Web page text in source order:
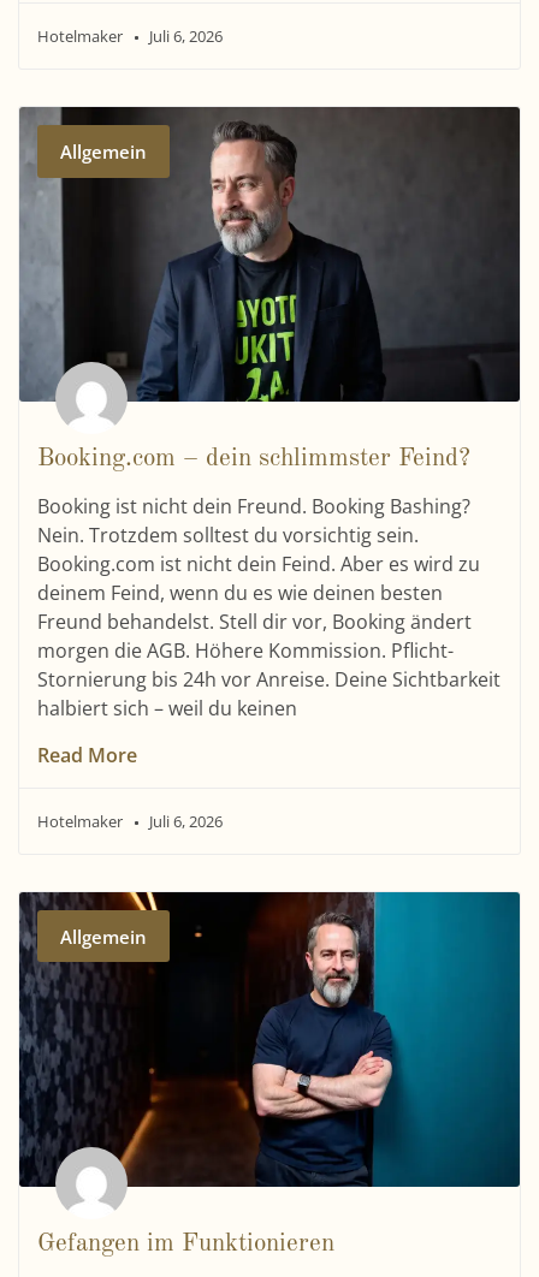
Hotelmaker Juli 6, 2026
Allgemein
Booking.com – dein schlimmster Feind?
Booking ist nicht dein Freund. Booking Bashing?
Nein. Trotzdem solltest du vorsichtig sein.
Booking.com ist nicht dein Feind. Aber es wird zu
deinem Feind, wenn du es wie deinen besten
Freund behandelst. Stell dir vor, Booking ändert
morgen die AGB. Höhere Kommission. Pflicht-
Stornierung bis 24h vor Anreise. Deine Sichtbarkeit
halbiert sich – weil du keinen
Read More
Hotelmaker Juli 6, 2026
Allgemein
Gefangen im Funktionieren